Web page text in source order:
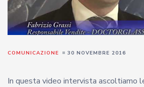
COMUNICAZIONE 30 NOVEMBRE 2016
In questa video intervista ascoltiamo